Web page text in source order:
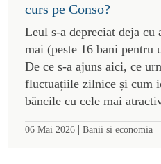
curs pe Conso?
Leul s-a depreciat deja
mai (peste 16 bani pentru
De ce s-a ajuns aici, ce
fluctuațiile zilnice și cum
băncile cu cele mai
06 Mai 2026 | Banii si economia